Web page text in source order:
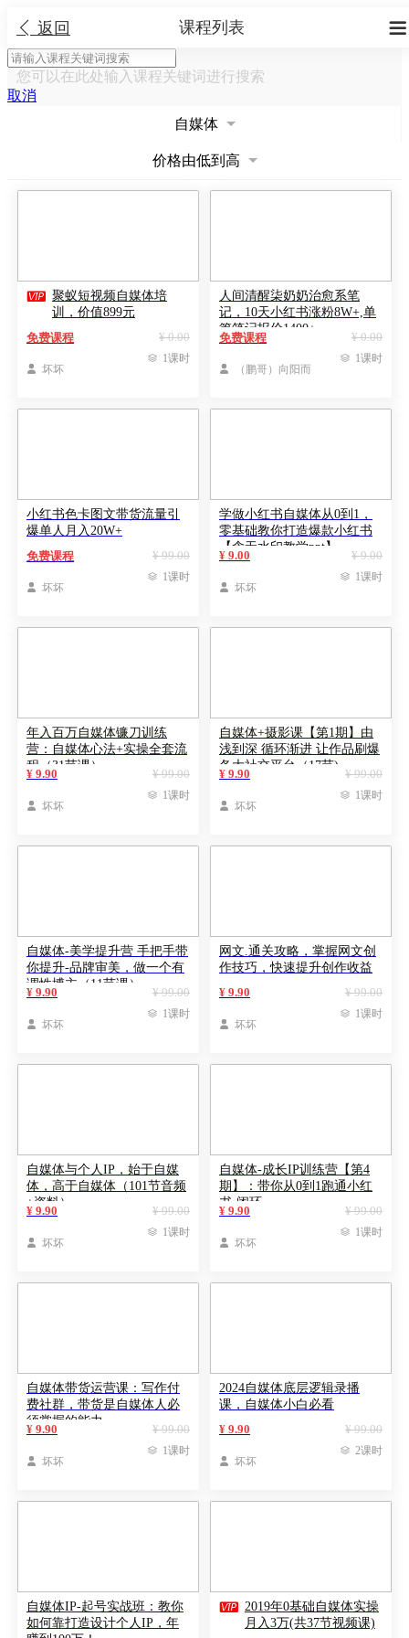
 返回 
课程列表
您可以在此处输入课程关键词进行搜索
取消
自媒体
价格由低到高
 聚蚁短视频自媒体培
训，价值899元
¥ 0.00
免费课程
 坏坏
 1课时
人间清醒柒奶奶治愈系笔
记，10天小红书涨粉8W+,单
篇笔记报价1400+
¥ 0.00
免费课程
 （鹏哥）向阳而
 1课时
小红书色卡图文带货流量引
爆单人月入20W+
¥ 99.00
免费课程
 坏坏
 1课时
学做小红书自媒体从0到1，
零基础教你打造爆款小红书
【含无水印教学ppt】
¥ 9.00
¥ 9.00
 坏坏
 1课时
年入百万自媒体镰刀训练
营：自媒体心法+实操全套流
程（31节课）
¥ 99.00
¥ 9.90
 坏坏
 1课时
自媒体+摄影课【第1期】由
浅到深 循环渐进 让作品刷爆
各大社交平台（17节)
¥ 99.00
¥ 9.90
 坏坏
 1课时
自媒体-美学提升营 手把手带
你提升-品牌审美，做一个有
调性博主（11节课）
¥ 99.00
¥ 9.90
 坏坏
 1课时
网文.通关攻略，掌握网文创
作技巧，快速提升创作收益
¥ 99.00
¥ 9.90
 坏坏
 1课时
自媒体与个人IP，始于自媒
体，高于自媒体（101节音频
+资料）
¥ 99.00
¥ 9.90
 坏坏
 1课时
自媒体-成长IP训练营【第4
期】：带你从0到1跑通小红
书-闭环
¥ 99.00
¥ 9.90
 坏坏
 1课时
自媒体带货运营课：写作付
费社群，带货是自媒体人必
须掌握的能力
¥ 99.00
¥ 9.90
 坏坏
 1课时
2024自媒体底层逻辑录播
课，自媒体小白必看
¥ 99.00
¥ 9.90
 坏坏
 2课时
自媒体IP-起号实战班：教你
如何靠打造设计个人IP，年
 2019年0基础自媒体实操
月入3万(共37节视频课)